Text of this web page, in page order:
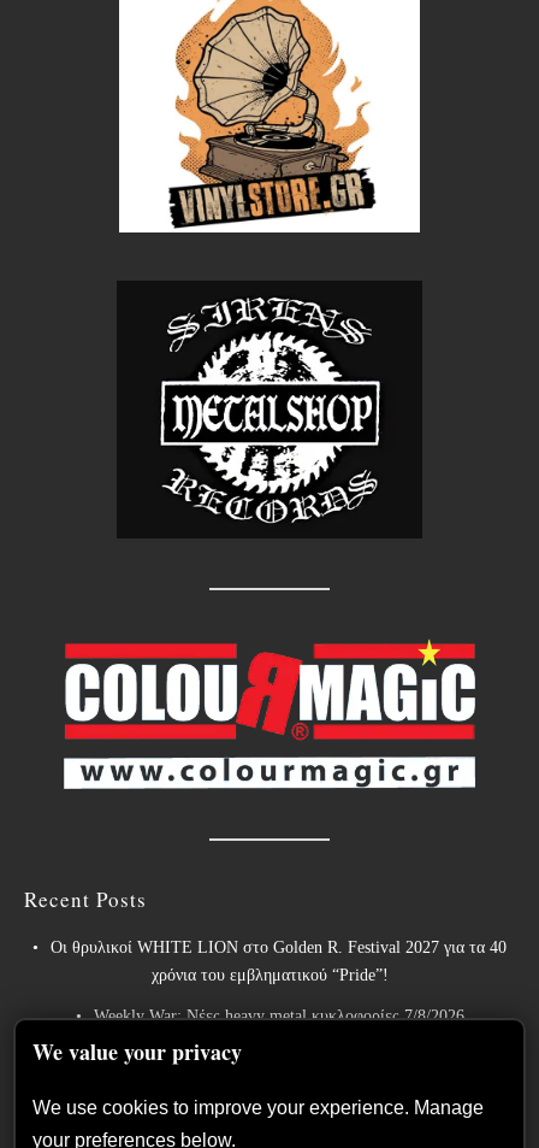
Recent Posts
Οι θρυλικοί WHITE LION στο Golden R. Festival 2027 για τα 40
χρόνια του εμβληματικού “Pride”!
Weekly War: Νέες heavy metal κυκλοφορίες 7/8/2026
Ανταπόκριση: Hills Of Rock 2026, Plovdiv BG – Day 3. Paradise
We value your privacy
We use cookies to improve your experience. Manage
your preferences below.